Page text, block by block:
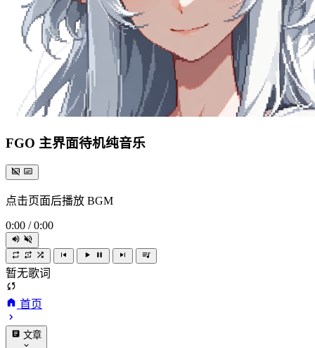
FGO 主界面待机纯音乐
点击页面后播放 BGM
0:00 / 0:00
暂无歌词
首页
文章